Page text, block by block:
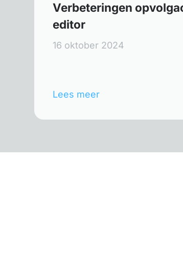
Verbeteringen
editor
16 oktober 2024
Lees meer